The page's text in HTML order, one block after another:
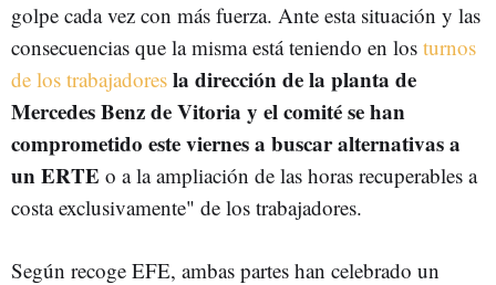
golpe cada vez con más fuerza. Ante esta situación y las
consecuencias que la misma está teniendo en los turnos
de los trabajadores la dirección de la planta de
Mercedes Benz de Vitoria y el comité se han
comprometido este viernes a buscar alternativas a
un ERTE o a la ampliación de las horas recuperables a
costa exclusivamente" de los trabajadores.
Según recoge EFE, ambas partes han celebrado un